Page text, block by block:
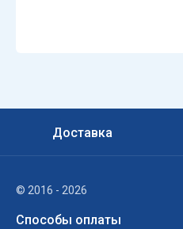
Доставка
© 2016 - 2026
Способы оплаты